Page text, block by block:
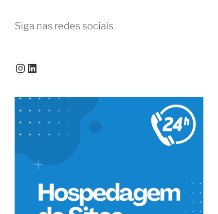
divulgadores
Siga nas redes sociais
Instagram
LinkedIn